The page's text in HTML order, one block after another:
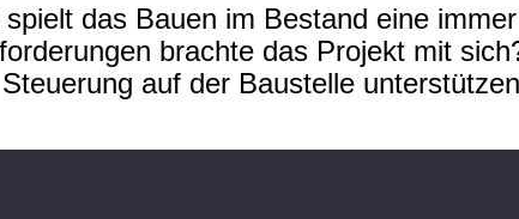
das Bauen im Bestand eine
brachte das Projekt mit
auf der Baustelle